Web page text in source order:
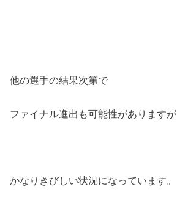
他の選手の結果次第で
ファイナル進出も可能性がありますが
かなりきびしい状況になっています。